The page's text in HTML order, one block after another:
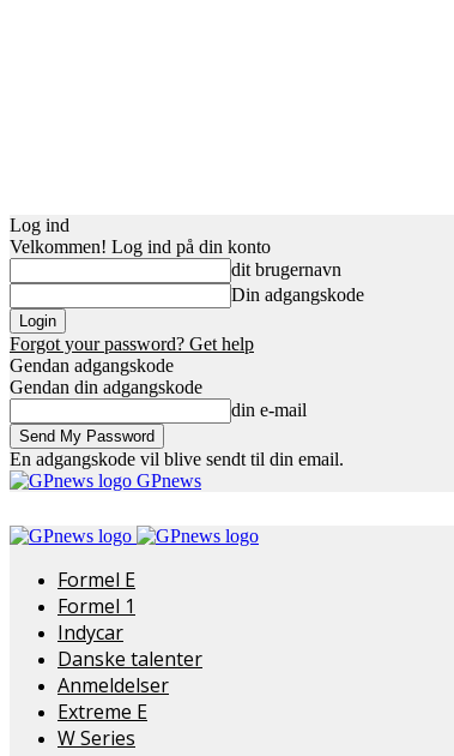
Log ind
Velkommen! Log ind på din konto
dit brugernavn
Din adgangskode
Forgot your password? Get help
Gendan adgangskode
Gendan din adgangskode
din e-mail
En adgangskode vil blive sendt til din email.
GPnews
Formel E
Formel 1
Indycar
Danske talenter
Anmeldelser
Extreme E
W Series